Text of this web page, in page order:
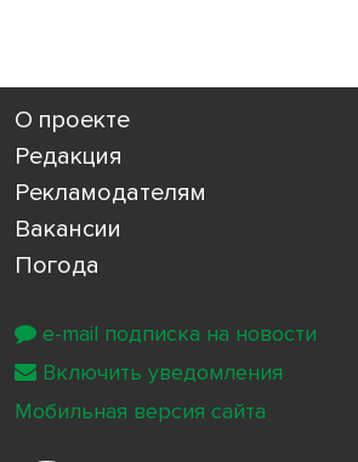
О проекте
Редакция
Рекламодателям
Вакансии
Погода
e-mail подписка на новости
Включить уведомления
Мобильная версия сайта